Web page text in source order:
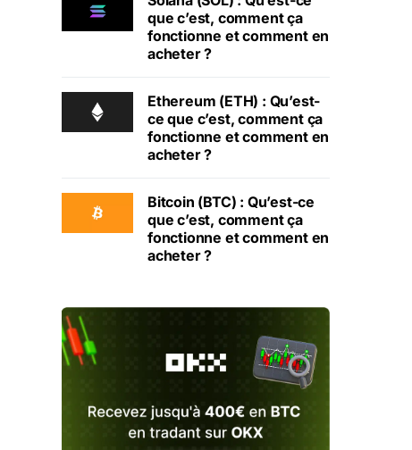
que c’est, comment ça
fonctionne et comment en
acheter ?
Ethereum (ETH) : Qu’est-
ce que c’est, comment ça
fonctionne et comment en
acheter ?
Bitcoin (BTC) : Qu’est-ce
que c’est, comment ça
fonctionne et comment en
acheter ?